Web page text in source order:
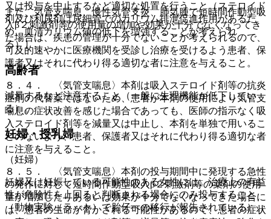
又は投与を中止するなど適切な処置を行うこと（ステロイド
剤及び利尿剤は尿細管でのカリウム排泄促進作用があるた
め、血清カリウム値の低下を増強することが考えられ
る）］。
高齢者
減量するなど注意すること（一般に生理機能が低下してい
る）。
妊婦・授乳婦
（妊婦）
妊婦又は妊娠している可能性のある女性には、治療上の有益
性が危険性を上回ると判断される場合にのみ投与すること
（動物実験（ラット）で胎仔への移行が報告されている）。
また、気管支喘息、慢性気管支炎、肺気腫で短時間作動型吸
入β２刺激剤等の使用量の増加や効果が十分でなくなってき
た場合は、疾患の管理が十分でないことが考えられるので、
可及的速やかに医療機関を受診し治療を受けるよう患者、保
護者又はそれに代わり得る適切な者に注意を与えること。
８．４． 〈気管支喘息〉本剤は吸入ステロイド剤等の抗炎
症剤の代替薬ではないため、患者が本剤の使用により気管支
喘息の症状改善を感じた場合であっても、医師の指示なく吸
入ステロイド剤等を減量又は中止し、本剤を単独で用いるこ
とのないよう、患者、保護者又はそれに代わり得る適切な者
に注意を与えること。
８．５． 〈気管支喘息〉本剤の投与期間中に発現する急性
の発作に対して短時間作動型吸入β２刺激剤等の薬剤の使用
量が増加したりあるいは効果が十分でなくなってきた場合に
は、患者の生命が脅かされる可能性があるので、患者の症状